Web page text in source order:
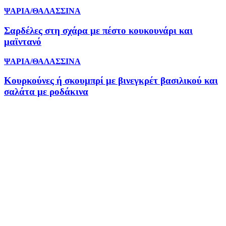
ΨΑΡΙΑ/ΘΑΛΑΣΣΙΝΑ
Σαρδέλες στη σχάρα με πέστο κουκουνάρι και
μαϊντανό
ΨΑΡΙΑ/ΘΑΛΑΣΣΙΝΑ
Κουρκούνες ή σκουμπρί με βινεγκρέτ βασιλικού και
σαλάτα με ροδάκινα